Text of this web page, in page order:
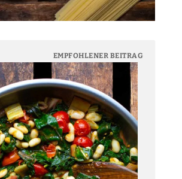
EMPFOHLENER BEITRAG